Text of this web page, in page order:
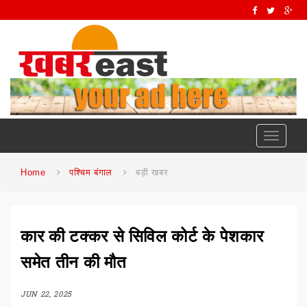
Toggle
Home पश्चिम बंगाल बड़ी खबर
कार की टक्कर से सिविल कोर्ट के पेशकार
समेत तीन की मौत
JUN 22, 2025